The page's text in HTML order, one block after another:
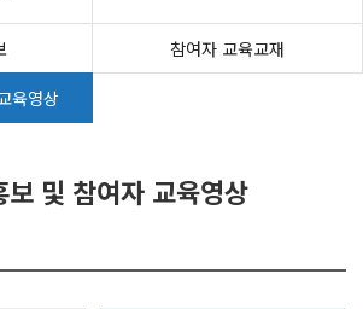
참여자 교육교재
육영상
보 및 참여자 교육영상